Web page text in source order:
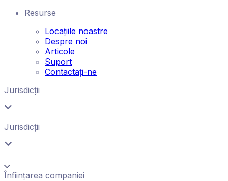
Resurse
Locațiile noastre
Despre noi
Articole
Suport
Contactați-ne
Jurisdicții
Jurisdicții
Înființarea companiei